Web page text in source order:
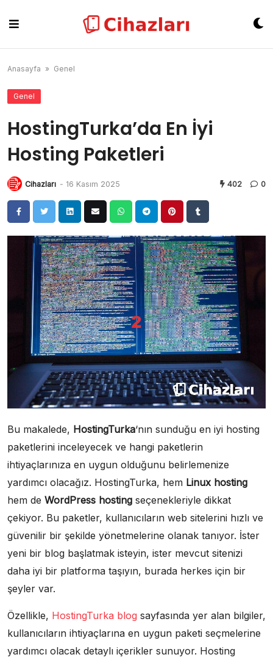
content
Anasayfa » Genel
Genel
HostingTurka’da En İyi
Hosting Paketleri
Cihazları - 16 Kasım 2025 402 0
Bu makalede, HostingTurka‘nın sunduğu en iyi hosting
paketlerini inceleyecek ve hangi paketlerin
ihtiyaçlarınıza en uygun olduğunu belirlemenize
yardımcı olacağız. HostingTurka, hem Linux hosting
hem de WordPress hosting seçenekleriyle dikkat
çekiyor. Bu paketler, kullanıcıların web sitelerini hızlı ve
güvenilir bir şekilde yönetmelerine olanak tanıyor. İster
yeni bir blog başlatmak isteyin, ister mevcut sitenizi
daha iyi bir platforma taşıyın, burada herkes için bir
şeyler var.
Özellikle, HostingTurka blog sayfasında yer alan bilgiler,
kullanıcıların ihtiyaçlarına en uygun paketi seçmelerine
yardımcı olacak detaylı içerikler sunuyor. Hosting